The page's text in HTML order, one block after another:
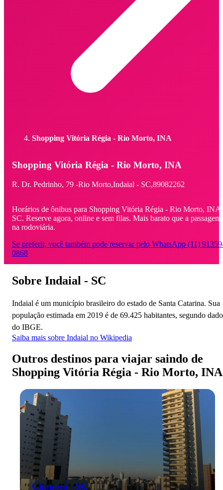
Shopping Vitória Régia - Rio Morto, INA
Shopping Vitória Régia - Rio Morto, INA
R. Dr. Pedrinho, 79 -Rio Morto,Indaial - SC,89082262
Horários de ônibus para Shopping Vitória Régia - Rio Morto, INA
SC. Reserve agora, online e sem filas. Mais barato que a passagem
na rodoviária.
Se preferir, você também pode reservar pelo WhatsApp (11)
0868
Sobre Indaial - SC
Indaial é um município brasileiro do estado de Santa Catarina. Sua
população estimada em 2019 é de 69.425 habitantes, segundo
do IBGE.
Saiba mais sobre Indaial no Wikipedia
Outros destinos para viajar saindo de
Shopping Vitória Régia - Rio Morto, INA
Chapecó - SC